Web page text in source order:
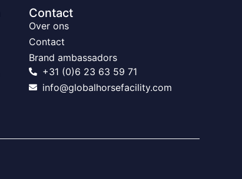
Contact
Over ons
Contact
Brand ambassadors
+31 (0)6 23 63 59 71
info@globalhorsefacility.com